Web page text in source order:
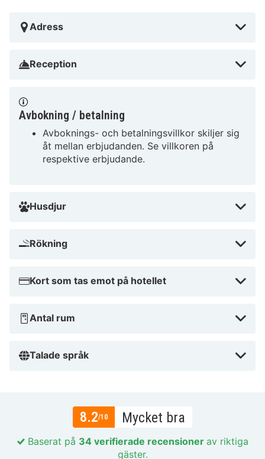
Adress
Reception
Avbokning / betalning
Avboknings- och betalningsvillkor skiljer sig
åt mellan erbjudanden. Se villkoren på
respektive erbjudande.
Husdjur
Rökning
Kort som tas emot på hotellet
Antal rum
Talade språk
8.2/10 Mycket bra
Baserat på 34 verifierade recensioner av riktiga
gäster.